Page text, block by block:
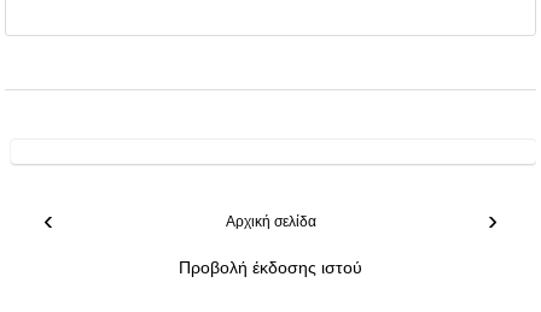
‹ ›
Αρχική σελίδα
Προβολή έκδοσης ιστού